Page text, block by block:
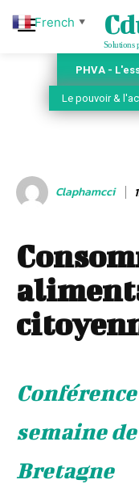
Solutions
PHVA -
Le pouvoir &
Claphamcci
semaine
Bretagne
French ▼